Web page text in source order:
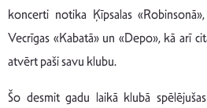
koncerti notika Ķīpsalas
Vecrīgas «Kabatā» un «Depo», kā arī
atvērt paši savu klubu.
Šo desmit gadu laikā klubā